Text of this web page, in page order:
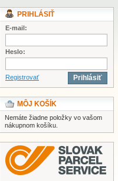
PRIHLÁSIŤ
E-mail:
Heslo:
Registrovať Prihlásiť
MÔJ KOŠÍK
Nemáte žiadne položky vo vašom
nákupnom košíku.